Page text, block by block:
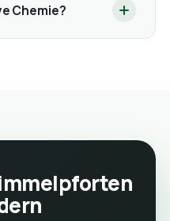
Chemie?